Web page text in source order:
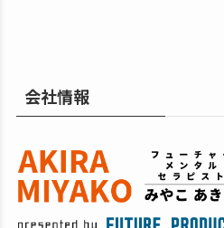
会社情報